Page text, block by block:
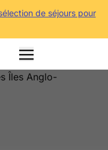
de séjours pour